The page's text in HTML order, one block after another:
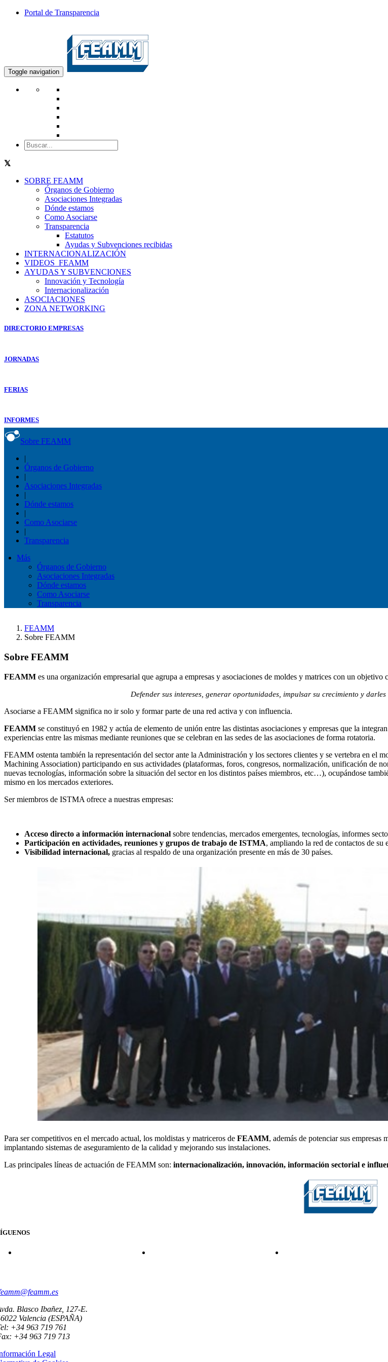
Portal de Transparencia
Toggle navigation
SOBRE FEAMM
Órganos de Gobierno
Asociaciones Integradas
Dónde estamos
Como Asociarse
Transparencia
Estatutos
Ayudas y Subvenciones recibidas
INTERNACIONALIZACIÓN
VIDEOS_FEAMM
AYUDAS Y SUBVENCIONES
Innovación y Tecnología
Internacionalización
ASOCIACIONES
ZONA NETWORKING
DIRECTORIO EMPRESAS
JORNADAS
FERIAS
INFORMES
Sobre FEAMM
|
Órganos de Gobierno
|
Asociaciones Integradas
|
Dónde estamos
|
Como Asociarse
|
Transparencia
Más
Órganos de Gobierno
Asociaciones Integradas
Dónde estamos
Como Asociarse
Transparencia
FEAMM
Sobre FEAMM
Sobre FEAMM
FEAMM es una organización empresarial que agrupa a empresas y asociaciones de moldes y matrices con un objetivo
Defender sus intereses, generar oportunidades, impulsar su crecimiento y
Asociarse a FEAMM significa no ir solo y formar parte de una red activa y con influencia.
FEAMM se constituyó en 1982 y actúa de elemento de unión entre las distintas asociaciones y empresas que la
experiencias entre las mismas mediante reuniones que se celebran en las sedes de las asociaciones de forma rotatoria.
FEAMM ostenta también la representación del sector ante la Administración y los sectores clientes y se vertebra en el
Machining Association) participando en sus actividades (plataformas, foros, congresos, normalización, unificación de
nuevas tecnologías, información sobre la situación del sector en los distintos países miembros, etc…), ocupándose
mismo en los mercados exteriores.
Ser miembros de ISTMA ofrece a nuestras empresas:
Acceso directo a información internacional sobre tendencias, mercados emergentes, tecnologías, informes
Participación en actividades, reuniones y grupos de trabajo de ISTMA, ampliando la red de contactos de su
Visibilidad internacional, gracias al respaldo de una organización presente en más de 30 países.
Para ser competitivos en el mercado actual, los moldistas y matriceros de FEAMM, además de potenciar sus
implantando sistemas de aseguramiento de la calidad y mejorando sus instalaciones.
Las principales líneas de actuación de FEAMM son: internacionalización, innovación, información sectorial e
Blasco Ibañez, 127-E.
Valencia (ESPAÑA)
+34 963 719 761
+34 963 719 713
Legal